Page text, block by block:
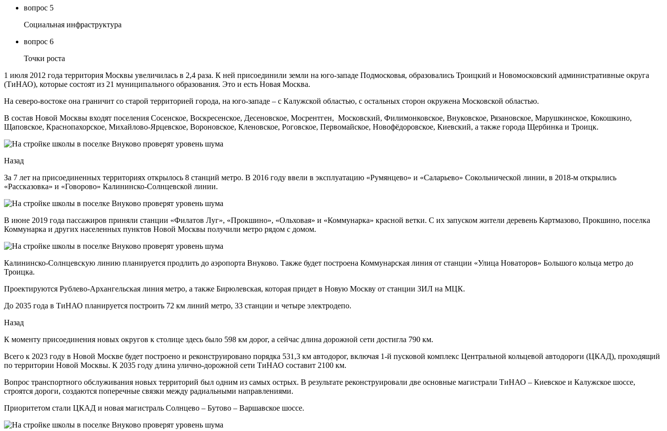
вопрос 5
Социальная инфраструктура
вопрос 6
Точки роста
1 июля 2012 года территория Москвы увеличилась в 2,4 раза. К ней присоединили земли на юго-западе Подмосковья, образовались Троицкий и Новомосковский административные округа
(ТиНАО), которые состоят из 21 муниципального образования. Это и есть Новая Москва.
На северо-востоке она граничит со старой территорией города, на юго-западе – с Калужской областью, с остальных сторон окружена Московской областью.
В состав Новой Москвы входят поселения Сосенское, Воскресенское, Десеновское, Мосрентген, Московский, Филимонковское, Внуковское, Рязановское, Марушкинское, Кокошкино,
Щаповское, Краснопахорское, Михайлово-Ярцевское, Вороновское, Кленовское, Роговское, Первомайское, Новофёдоровское, Киевский, а также города Щербинка и Троицк.
Назад
За 7 лет на присоединенных территориях открылось 8 станций метро. В 2016 году ввели в эксплуатацию «Румянцево» и «Саларьево» Сокольнической линии, в 2018-м открылись
«Рассказовка» и «Говорово» Калининско-Солнцевской линии.
В июне 2019 года пассажиров приняли станции «Филатов Луг», «Прокшино», «Ольховая» и «Коммунарка» красной ветки. С их запуском жители деревень Картмазово, Прокшино, поселка
Коммунарка и других населенных пунктов Новой Москвы получили метро рядом с домом.
Калининско-Солнцевскую линию планируется продлить до аэропорта Внуково. Также будет построена Коммунарская линия от станции «Улица Новаторов» Большого кольца метро до
Троицка.
Проектируются Рублево-Архангельская линия метро, а также Бирюлевская, которая придет в Новую Москву от станции ЗИЛ на МЦК.
До 2035 года в ТиНАО планируется построить 72 км линий метро, 33 станции и четыре электродепо.
Назад
К моменту присоединения новых округов к столице здесь было 598 км дорог, а сейчас длина дорожной сети достигла 790 км.
Всего к 2023 году в Новой Москве будет построено и реконструировано порядка 531,3 км автодорог, включая 1-й пусковой комплекс Центральной кольцевой автодороги (ЦКАД), проходящий
по территории Новой Москвы. К 2035 году длина улично-дорожной сети ТиНАО составит 2100 км.
Вопрос транспортного обслуживания новых территорий был одним из самых острых. В результате реконструировали две основные магистрали ТиНАО – Киевское и Калужское шоссе,
строятся дороги, создаются поперечные связки между радиальными направлениями.
Приоритетом стали ЦКАД и новая магистраль Солнцево – Бутово – Варшавское шоссе.